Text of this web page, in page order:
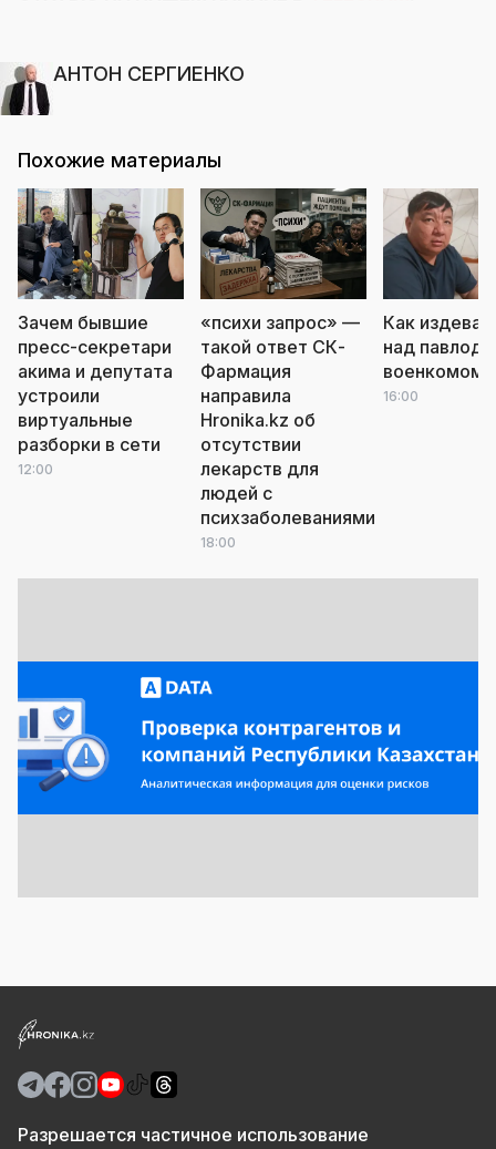
АНТОН СЕРГИЕНКО
Похожие материалы
Зачем бывшие
пресс-секретари
акима и депутата
устроили
виртуальные
разборки в сети
12:00
«психи запрос» —
такой ответ СК-
Фармация
направила
Hronika.kz об
отсутствии
лекарств для
людей с
психзаболеваниями
18:00
Как
над
военкомом
16:00
Разрешается частичное использование